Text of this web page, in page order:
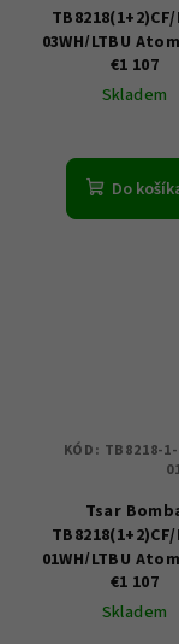
03WH/LTBU
45mm 10ATM
€1 107
Skladem
Do
Tsar
01WH/LTBU
45mm 10ATM
€1 107
Skladem
KÓD: TB8218-